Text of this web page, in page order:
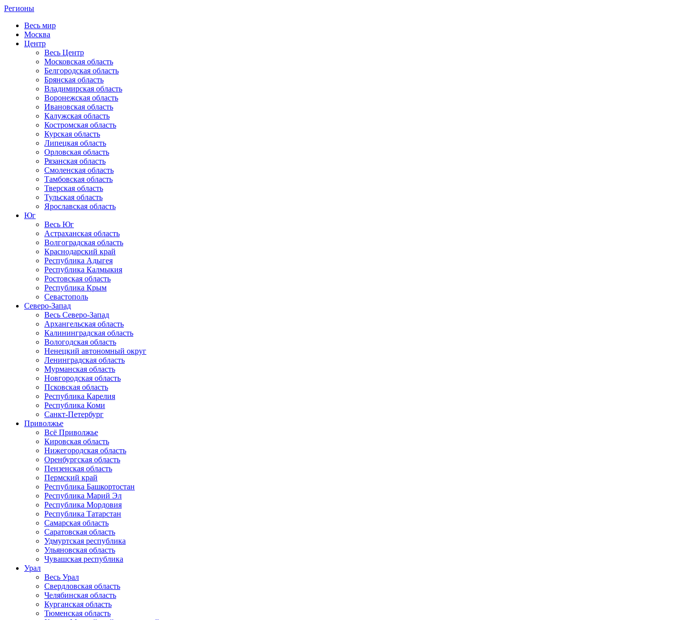
Регионы
Весь мир
Москва
Центр
Весь Центр
Московская область
Белгородская область
Брянская область
Владимирская область
Воронежская область
Ивановская область
Калужская область
Костромская область
Курская область
Липецкая область
Орловская область
Рязанская область
Смоленская область
Тамбовская область
Тверская область
Тульская область
Ярославская область
Юг
Весь Юг
Астраханская область
Волгоградская область
Краснодарский край
Республика Адыгея
Республика Калмыкия
Ростовская область
Республика Крым
Севастополь
Северо-Запад
Весь Северо-Запад
Архангельская область
Калининградская область
Вологодская область
Ненецкий автономный округ
Ленинградская область
Мурманская область
Новгородская область
Псковская область
Республика Карелия
Республика Коми
Санкт-Петербург
Приволжье
Всё Приволжье
Кировская область
Нижегородская область
Оренбургская область
Пензенская область
Пермский край
Республика Башкортостан
Республика Марий Эл
Республика Мордовия
Республика Татарстан
Самарская область
Саратовская область
Удмуртская республика
Ульяновская область
Чувашская республика
Урал
Весь Урал
Свердловская область
Челябинская область
Курганская область
Тюменская область